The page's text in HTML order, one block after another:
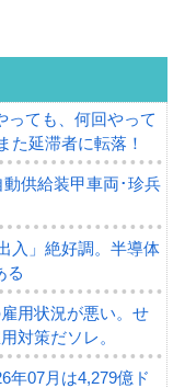
っても、何回やって
た延滞者に転落！
供給装甲車両･珍兵
入」絶好調。半導体
る
用状況が悪い。せ
対策だソレ。
年07月は4,279億ド